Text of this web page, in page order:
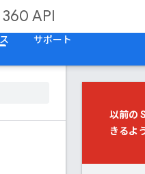
API
サポート
以前の
きるよ